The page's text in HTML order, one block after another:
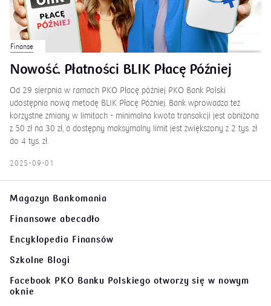
Finanse
Nowość. Płatności BLIK Płacę Później
Od 29 sierpnia w ramach PKO Płacę później PKO Bank Polski
udostępnia nową metodę BLIK Płacę Później. Bank wprowadza też
korzystne zmiany w limitach - minimalna kwota transakcji jest obniżona
z 50 zł na 30 zł, a dostępny maksymalny limit jest zwiększony z 2 tys. zł
do 4 tys. zł.
2025-09-01
Magazyn Bankomania
Finansowe abecadło
Encyklopedia Finansów
Szkolne Blogi
Facebook PKO Banku Polskiego otworzy się w nowym
oknie